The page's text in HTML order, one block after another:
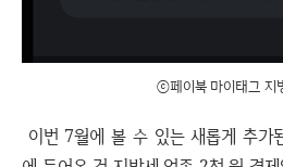
ⓒ페이북 마이태그 지
이번 7월에 볼 수 있는 새롭게 추가